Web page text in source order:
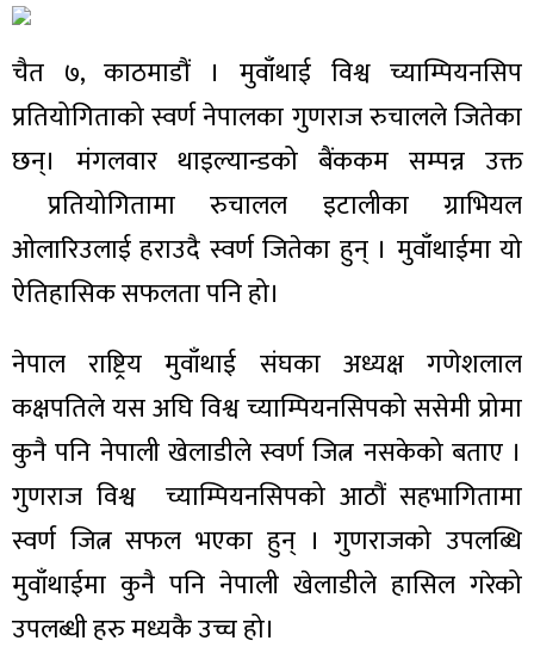
चैत ७, काठमाडौं । मुवाँथाई विश्व च्याम्पियनसिप
प्रतियोगिताको स्वर्ण नेपालका गुणराज रुचालले जितेका
छन्। मंगलवार थाइल्यान्डको बैंककम सम्पन्न उक्त
प्रतियोगितामा रुचालल इटालीका ग्राभियल
ओलारिउलाई हराउदै स्वर्ण जितेका हुन् । मुवाँथाईमा यो
ऐतिहासिक सफलता पनि हो।
नेपाल राष्ट्रिय मुवाँथाई संघका अध्यक्ष गणेशलाल
कक्षपतिले यस अघि विश्व च्याम्पियनसिपको ससेमी प्रोमा
कुनै पनि नेपाली खेलाडीले स्वर्ण जित्न नसकेको बताए ।
गुणराज विश्व च्याम्पियनसिपको आठौं सहभागितामा
स्वर्ण जित्न सफल भएका हुन् । गुणराजको उपलब्धि
मुवाँथाईमा कुनै पनि नेपाली खेलाडीले हासिल गरेको
उपलब्धी हरु मध्यकै उच्च हो।